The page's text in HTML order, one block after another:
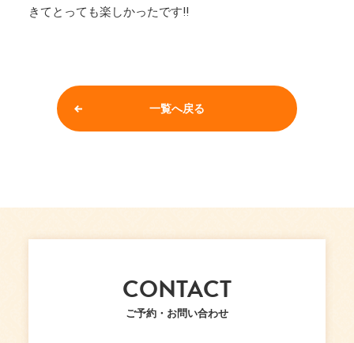
きてとっても楽しかったです!!
一覧へ戻る
CONTACT
ご予約・お問い合わせ